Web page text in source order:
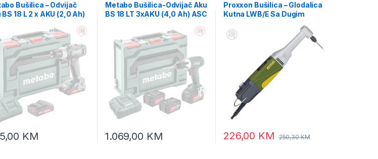
Bušilica – Odvijač
BS 18 L 2 x AKU (2,0 Ah)
KM
Metabo Bušilica-Odvijač Aku
BS 18 LT 3xAKU (4,0 Ah) ASC
1.069,00 KM
Proxxon Bušilica – Glodalica
Kutna LWB/E Sa Dugim
226,00 KM 250,30KM